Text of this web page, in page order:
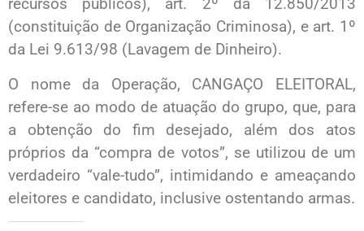
recursos públicos), art. 2º da 12.850/2013
(constituição de Organização Criminosa), e art. 1º
da Lei 9.613/98 (Lavagem de Dinheiro).
O nome da Operação, CANGAÇO ELEITORAL,
refere-se ao modo de atuação do grupo, que, para
a obtenção do fim desejado, além dos atos
próprios da “compra de votos”, se utilizou de um
verdadeiro “vale-tudo”, intimidando e ameaçando
eleitores e candidato, inclusive ostentando armas.